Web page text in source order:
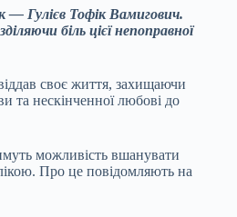
— Гулієв Тофік Вамигович.
біль цієї непоправної
своє життя, захищаючи
та нескінченної любові до
можливість вшанувати
Про це повідомляють на